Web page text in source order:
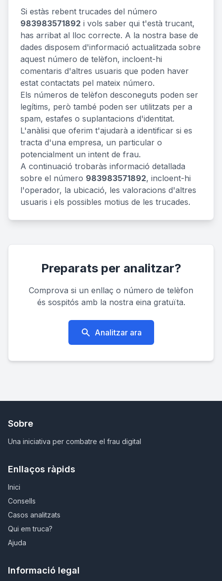
Si estàs rebent trucades del número
983983571892 i vols saber qui t'està trucant,
has arribat al lloc correcte. A la nostra base de
dades disposem d'informació actualitzada sobre
aquest número de telèfon, incloent-hi
comentaris d'altres usuaris que poden haver
estat contactats pel mateix número.
Els números de telèfon desconeguts poden ser
legítims, però també poden ser utilitzats per a
spam, estafes o suplantacions d'identitat.
L'anàlisi que oferim t'ajudarà a identificar si es
tracta d'una empresa, un particular o
potencialment un intent de frau.
A continuació trobaràs informació detallada
sobre el número 983983571892, incloent-hi
l'operador, la ubicació, les valoracions d'altres
usuaris i els possibles motius de les trucades.
Preparats per analitzar?
Comprova si un enllaç o número de telèfon
és sospitós amb la nostra eina gratuïta.
Analitzar ara
Sobre
Una iniciativa per combatre el frau digital
Enllaços ràpids
Inici
Consells
Casos analitzats
Qui em truca?
Ajuda
Informació legal